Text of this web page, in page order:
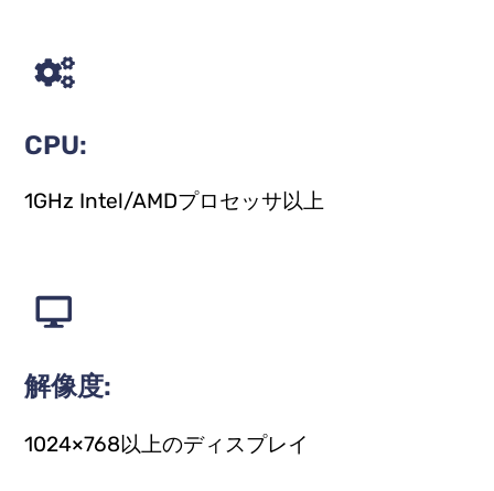
CPU:
1GHz Intel/AMDプロセッサ以上
解像度:
1024×768以上のディスプレイ